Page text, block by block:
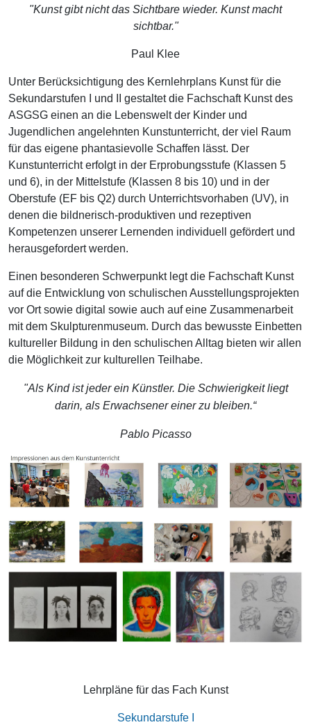
"Kunst gibt nicht das Sichtbare wieder. Kunst macht
sichtbar."
Paul Klee
Unter Berücksichtigung des Kernlehrplans Kunst für die
Sekundarstufen I und II gestaltet die Fachschaft Kunst des
ASGSG einen an die Lebenswelt der Kinder und
Jugendlichen angelehnten Kunstunterricht, der viel Raum
für das eigene phantasievolle Schaffen lässt. Der
Kunstunterricht erfolgt in der Erprobungsstufe (Klassen 5
und 6), in der Mittelstufe (Klassen 8 bis 10) und in der
Oberstufe (EF bis Q2) durch Unterrichtsvorhaben (UV), in
denen die bildnerisch-produktiven und rezeptiven
Kompetenzen unserer Lernenden individuell gefördert und
herausgefordert werden.
Einen besonderen Schwerpunkt legt die Fachschaft Kunst
auf die Entwicklung von schulischen Ausstellungsprojekten
vor Ort sowie digital sowie auch auf eine Zusammenarbeit
mit dem Skulpturenmuseum. Durch das bewusste Einbetten
kultureller Bildung in den schulischen Alltag bieten wir allen
die Möglichkeit zur kulturellen Teilhabe.
"Als Kind ist jeder ein Künstler. Die Schwierigkeit liegt
darin, als Erwachsener einer zu bleiben.“
Pablo Picasso
Lehrpläne für das Fach Kunst
Sekundarstufe I